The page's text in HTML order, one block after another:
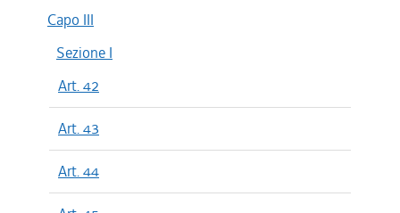
Capo III
Sezione I
Art. 42
Art. 43
Art. 44